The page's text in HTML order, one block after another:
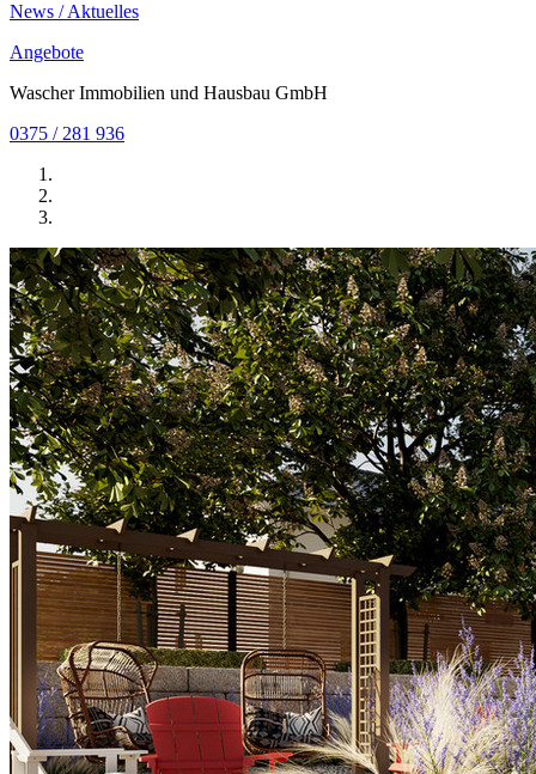
News / Aktuelles
Angebote
Wascher Immobilien und Hausbau GmbH
0375 / 281 936